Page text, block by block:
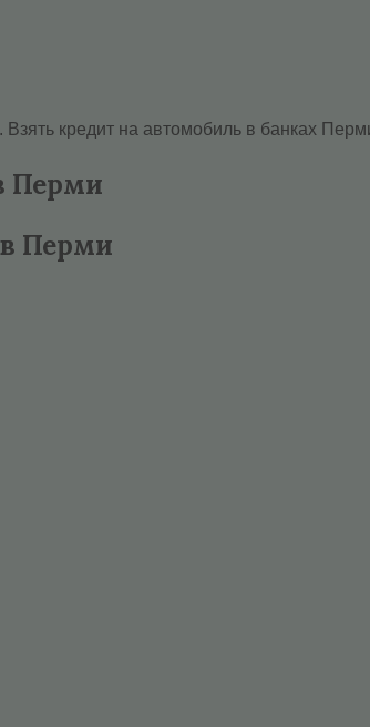
кредит на автомобиль в банках
Перми
Перми